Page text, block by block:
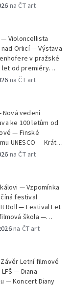
na ČT art
Violoncellista
Orlicí — Výstava
v pražské
let od premiéry
Krátké zprávy z
na ČT art
Nová vedení
ke 100 letům od
— Finské
UNESCO — Krátké
Jiráskův Hronov —
na ČT art
— Vzpomínka
festival
Roll — Festival Let
škola —
Rekonstrukce
na ČT art
Letní filmové
— Diana
— Koncert Diany